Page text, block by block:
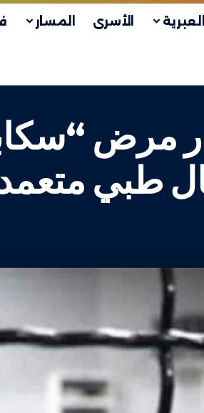
الأسرى المسار
مرض
طبي